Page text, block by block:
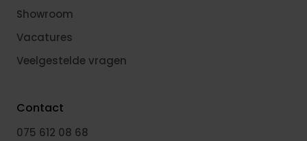
Showroom
Vacatures
Veelgestelde vragen
Contact
075 612 08 68